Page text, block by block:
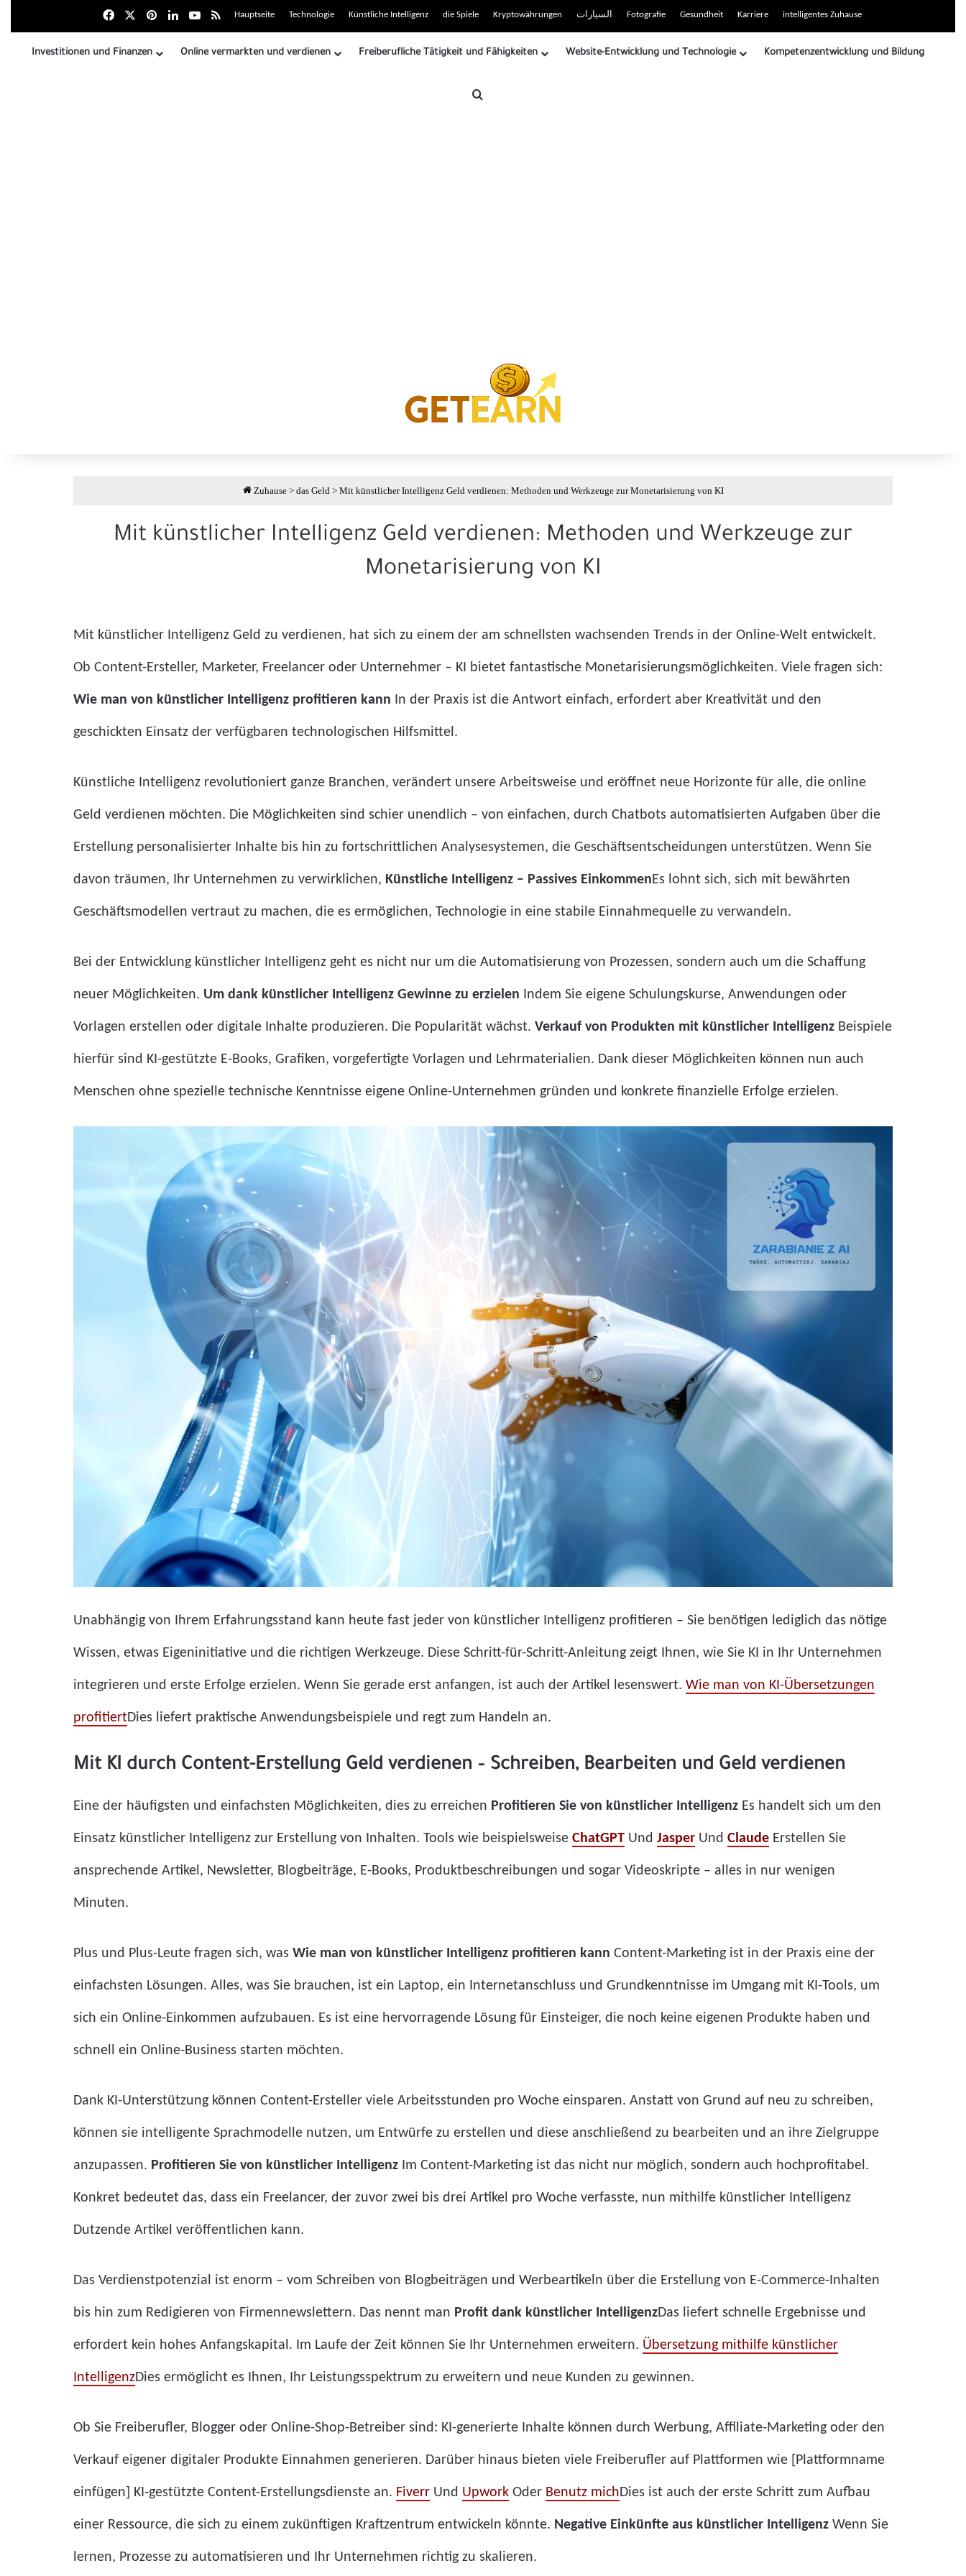
Facebookبينتيريست
LinkedInYoutubeZusammenfassung der RSS-Site
Hauptseite Technologie Künstliche Intelligenz die Spiele Kryptowährungen السيارات Fotografie Gesundheit Karriere intelligentes Zuhause
Investitionen und Finanzen Online vermarkten und verdienen Freiberufliche Tätigkeit und Fähigkeiten Website-Entwicklung und Technologie Kompetenzentwicklung und Bildung
Zuhause > das Geld > Mit künstlicher Intelligenz Geld verdienen: Methoden und Werkzeuge zur Monetarisierung von KI
Mit künstlicher Intelligenz Geld verdienen: Methoden und Werkzeuge zur
Monetarisierung von KI
Mit künstlicher Intelligenz Geld zu verdienen, hat sich zu einem der am schnellsten wachsenden Trends in der Online-Welt entwickelt.
Ob Content-Ersteller, Marketer, Freelancer oder Unternehmer – KI bietet fantastische Monetarisierungsmöglichkeiten. Viele fragen sich:
Wie man von künstlicher Intelligenz profitieren kann In der Praxis ist die Antwort einfach, erfordert aber Kreativität und den
geschickten Einsatz der verfügbaren technologischen Hilfsmittel.
Künstliche Intelligenz revolutioniert ganze Branchen, verändert unsere Arbeitsweise und eröffnet neue Horizonte für alle, die online
Geld verdienen möchten. Die Möglichkeiten sind schier unendlich – von einfachen, durch Chatbots automatisierten Aufgaben über die
Erstellung personalisierter Inhalte bis hin zu fortschrittlichen Analysesystemen, die Geschäftsentscheidungen unterstützen. Wenn Sie
davon träumen, Ihr Unternehmen zu verwirklichen, Künstliche Intelligenz – Passives Einkommen Es lohnt sich, sich mit bewährten
Geschäftsmodellen vertraut zu machen, die es ermöglichen, Technologie in eine stabile Einnahmequelle zu verwandeln.
Bei der Entwicklung künstlicher Intelligenz geht es nicht nur um die Automatisierung von Prozessen, sondern auch um die Schaffung
neuer Möglichkeiten. Um dank künstlicher Intelligenz Gewinne zu erzielen Indem Sie eigene Schulungskurse, Anwendungen oder
Vorlagen erstellen oder digitale Inhalte produzieren. Die Popularität wächst. Verkauf von Produkten mit künstlicher Intelligenz Beispiele
hierfür sind KI-gestützte E-Books, Grafiken, vorgefertigte Vorlagen und Lehrmaterialien. Dank dieser Möglichkeiten können nun auch
Menschen ohne spezielle technische Kenntnisse eigene Online-Unternehmen gründen und konkrete finanzielle Erfolge erzielen.
Unabhängig von Ihrem Erfahrungsstand kann heute fast jeder von künstlicher Intelligenz profitieren – Sie benötigen lediglich das nötige
Wissen, etwas Eigeninitiative und die richtigen Werkzeuge. Diese Schritt-für-Schritt-Anleitung zeigt Ihnen, wie Sie KI in Ihr Unternehmen
integrieren und erste Erfolge erzielen. Wenn Sie gerade erst anfangen, ist auch der Artikel lesenswert. Wie man von KI-Übersetzungen
profitiertDies liefert praktische Anwendungsbeispiele und regt zum Handeln an.
Mit KI durch Content-Erstellung Geld verdienen – Schreiben, Bearbeiten und Geld verdienen
Eine der häufigsten und einfachsten Möglichkeiten, dies zu erreichen Profitieren Sie von künstlicher Intelligenz Es handelt sich um den
Einsatz künstlicher Intelligenz zur Erstellung von Inhalten. Tools wie beispielsweise ChatGPT Und Jasper Und Claude Erstellen Sie
ansprechende Artikel, Newsletter, Blogbeiträge, E-Books, Produktbeschreibungen und sogar Videoskripte – alles in nur wenigen
Minuten.
Plus und Plus-Leute fragen sich, was Wie man von künstlicher Intelligenz profitieren kann Content-Marketing ist in der Praxis eine der
einfachsten Lösungen. Alles, was Sie brauchen, ist ein Laptop, ein Internetanschluss und Grundkenntnisse im Umgang mit KI-Tools, um
sich ein Online-Einkommen aufzubauen. Es ist eine hervorragende Lösung für Einsteiger, die noch keine eigenen Produkte haben und
schnell ein Online-Business starten möchten.
Dank KI-Unterstützung können Content-Ersteller viele Arbeitsstunden pro Woche einsparen. Anstatt von Grund auf neu zu schreiben,
können sie intelligente Sprachmodelle nutzen, um Entwürfe zu erstellen und diese anschließend zu bearbeiten und an ihre Zielgruppe
anzupassen. Profitieren Sie von künstlicher Intelligenz Im Content-Marketing ist das nicht nur möglich, sondern auch hochprofitabel.
Konkret bedeutet das, dass ein Freelancer, der zuvor zwei bis drei Artikel pro Woche verfasste, nun mithilfe künstlicher Intelligenz
Dutzende Artikel veröffentlichen kann.
Das Verdienstpotenzial ist enorm – vom Schreiben von Blogbeiträgen und Werbeartikeln über die Erstellung von E-Commerce-Inhalten
bis hin zum Redigieren von Firmennewslettern. Das nennt man Profit dank künstlicher IntelligenzDas liefert schnelle Ergebnisse und
erfordert kein hohes Anfangskapital. Im Laufe der Zeit können Sie Ihr Unternehmen erweitern. Übersetzung mithilfe künstlicher
IntelligenzDies ermöglicht es Ihnen, Ihr Leistungsspektrum zu erweitern und neue Kunden zu gewinnen.
Ob Sie Freiberufler, Blogger oder Online-Shop-Betreiber sind: KI-generierte Inhalte können durch Werbung, Affiliate-Marketing oder den
Verkauf eigener digitaler Produkte Einnahmen generieren. Darüber hinaus bieten viele Freiberufler auf Plattformen wie [Plattformname
einfügen] KI-gestützte Content-Erstellungsdienste an. Fiverr Und Upwork Oder Benutz michDies ist auch der erste Schritt zum Aufbau
einer Ressource, die sich zu einem zukünftigen Kraftzentrum entwickeln könnte. Negative Einkünfte aus künstlicher Intelligenz Wenn Sie
lernen, Prozesse zu automatisieren und Ihr Unternehmen richtig zu skalieren.